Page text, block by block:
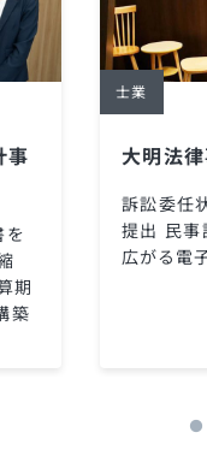
事
を
期
築
士業
大明法
訴訟委任
提出 民事
広がる電